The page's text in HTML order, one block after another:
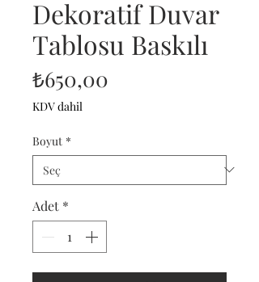
Dekoratif Duvar
Tablosu Baskılı
₺650,00
KDV dahil
Boyut *
Adet *